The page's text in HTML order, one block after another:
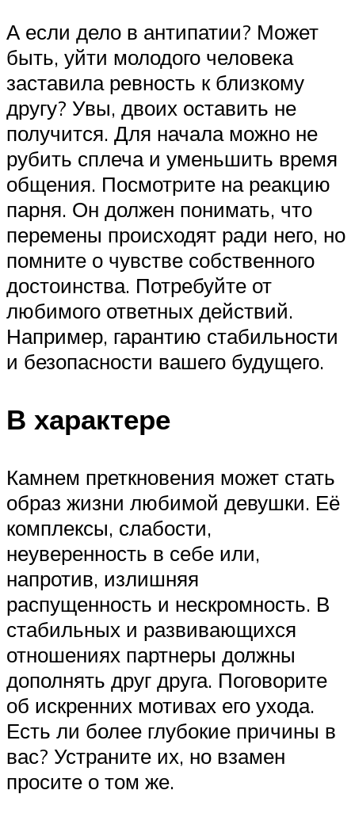
А если дело в антипатии? Может
быть, уйти молодого человека
заставила ревность к близкому
другу? Увы, двоих оставить не
получится. Для начала можно не
рубить сплеча и уменьшить время
общения. Посмотрите на реакцию
парня. Он должен понимать, что
перемены происходят ради него, но
помните о чувстве собственного
достоинства. Потребуйте от
любимого ответных действий.
Например, гарантию стабильности
и безопасности вашего будущего.
В характере
Камнем преткновения может стать
образ жизни любимой девушки. Её
комплексы, слабости,
неуверенность в себе или,
напротив, излишняя
распущенность и нескромность. В
стабильных и развивающихся
отношениях партнеры должны
дополнять друг друга. Поговорите
об искренних мотивах его ухода.
Есть ли более глубокие причины в
вас? Устраните их, но взамен
просите о том же.